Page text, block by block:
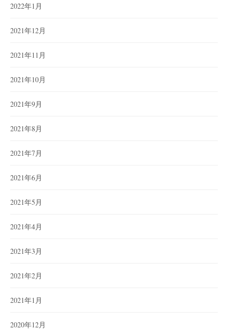
2022年1月
2021年12月
2021年11月
2021年10月
2021年9月
2021年8月
2021年7月
2021年6月
2021年5月
2021年4月
2021年3月
2021年2月
2021年1月
2020年12月